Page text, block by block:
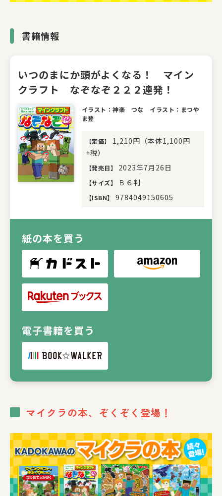
書籍情報
いつのまにか頭がよくなる！ マイン
クラフト なぞなぞ２２２連発！
イラスト：神楽 つな イラスト：まつや
ま登
【定価】
1,210円（本体1,100円
+税）
【発売日】 2023年7月26日
【サイズ】 Ｂ６判
【ISBN】 9784049150605
紙の本を買う
電子書籍を買う
マイクラの本、ぞくぞく登場！